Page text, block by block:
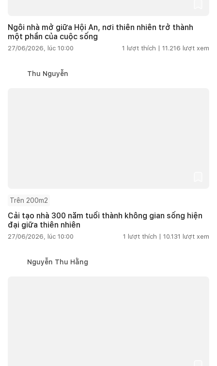
Ngôi nhà mở giữa Hội An, nơi thiên nhiên trở thành
một phần của cuộc sống
27/06/2026, lúc 10:00 1 lượt thích | 11.216 lượt xem
Thu Nguyễn
Trên 200m2
Cải tạo nhà 300 năm tuổi thành không gian sống hiện
đại giữa thiên nhiên
27/06/2026, lúc 10:00 1 lượt thích | 10.131 lượt xem
Nguyễn Thu Hằng